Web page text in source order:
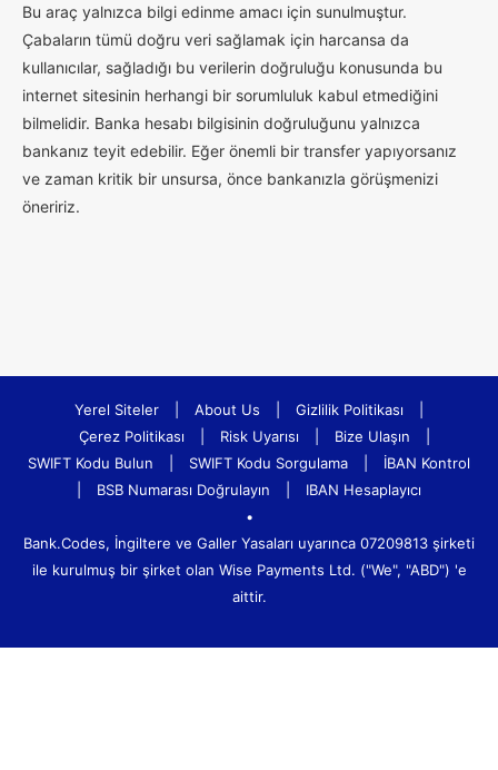
Bu araç yalnızca bilgi edinme amacı için sunulmuştur.
Çabaların tümü doğru veri sağlamak için harcansa da
kullanıcılar, sağladığı bu verilerin doğruluğu konusunda bu
internet sitesinin herhangi bir sorumluluk kabul etmediğini
bilmelidir. Banka hesabı bilgisinin doğruluğunu yalnızca
bankanız teyit edebilir. Eğer önemli bir transfer yapıyorsanız
ve zaman kritik bir unsursa, önce bankanızla görüşmenizi
öneririz.
Yerel Siteler About Us Gizlilik Politikası
Çerez Politikası
Risk Uyarısı Bize Ulaşın
SWIFT Kodu Bulun
SWIFT Kodu Sorgulama
İBAN Kontrol
BSB Numarası Doğrulayın
IBAN Hesaplayıcı
•
Bank.Codes, İngiltere ve Galler Yasaları uyarınca 07209813 şirketi
ile kurulmuş bir şirket olan Wise Payments Ltd. ("We", "ABD") 'e
aittir.